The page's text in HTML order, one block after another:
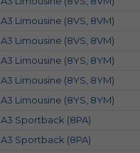
A3 Limousine (8VS, 8VM)
A3 Limousine (8VS, 8VM)
A3 Limousine (8YS, 8YM)
A3 Limousine (8YS, 8YM)
A3 Limousine (8YS, 8YM)
A3 Sportback (8PA)
A3 Sportback (8PA)